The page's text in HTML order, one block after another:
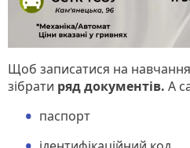
Щоб записатися на
зібрати ряд документів. А
паспорт